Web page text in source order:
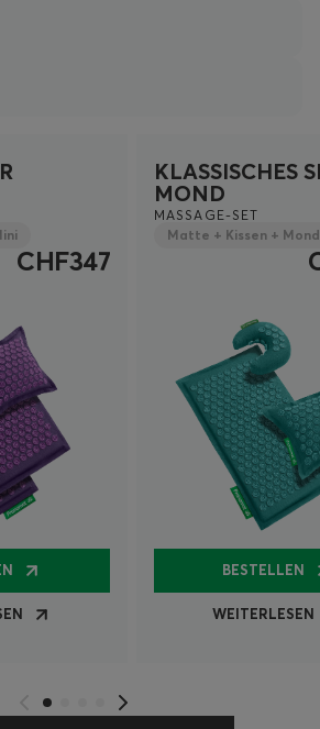
CHF347
KLASSISCHES
MOND
MASSAGE-SET
Matte + Kissen + Mond
WEITERLESEN
BESTELLEN